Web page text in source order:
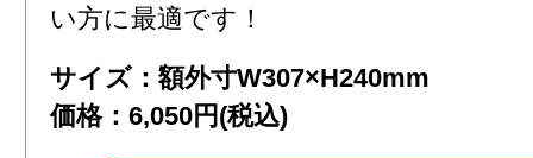
い方に最適です！
サイズ：額外寸W307×H240mm
価格：6,050円(税込)